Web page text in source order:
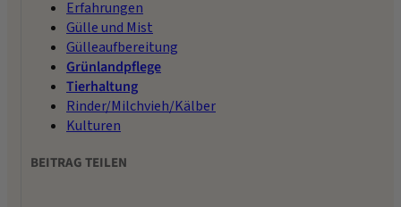
Erfahrungen
Gülle und Mist
Gülleaufbereitung
Grünlandpflege
Tierhaltung
Rinder/Milchvieh/Kälber
Kulturen
BEITRAG TEILEN